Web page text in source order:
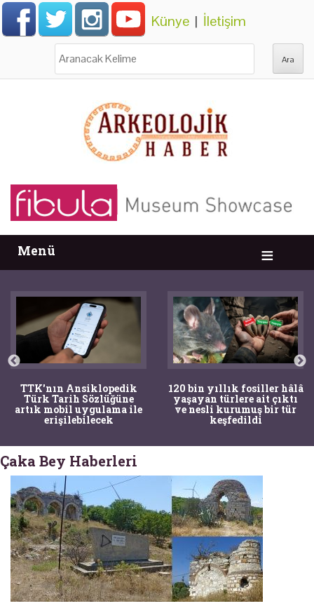
Künye | İletişim
Menü
TTK'nın Ansiklopedik
Türk Tarih Sözlüğüne
artık mobil uygulama ile
erişilebilecek
120 bin yıllık fosiller hâlâ
yaşayan türlere ait çıktı
ve nesli kurumuş bir tür
keşfedildi
Çaka Bey Haberleri